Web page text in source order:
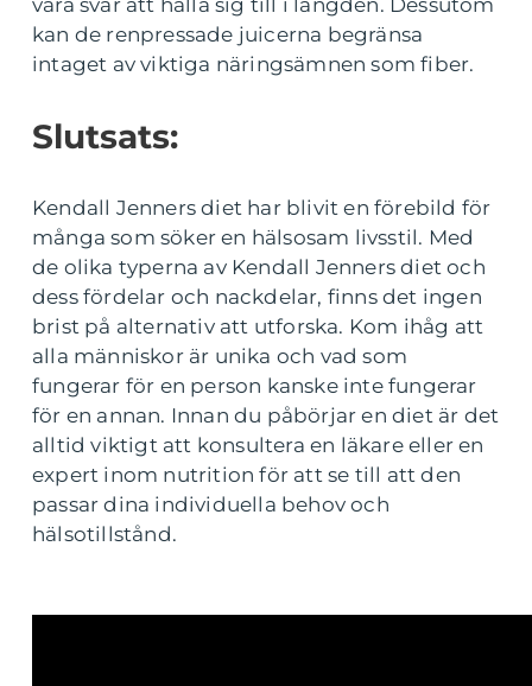
vara svår att hålla sig till i längden. Dessutom
kan de renpressade juicerna begränsa
intaget av viktiga näringsämnen som fiber.
Slutsats:
Kendall Jenners diet har blivit en förebild för
många som söker en hälsosam livsstil. Med
de olika typerna av Kendall Jenners diet och
dess fördelar och nackdelar, finns det ingen
brist på alternativ att utforska. Kom ihåg att
alla människor är unika och vad som
fungerar för en person kanske inte fungerar
för en annan. Innan du påbörjar en diet är det
alltid viktigt att konsultera en läkare eller en
expert inom nutrition för att se till att den
passar dina individuella behov och
hälsotillstånd.